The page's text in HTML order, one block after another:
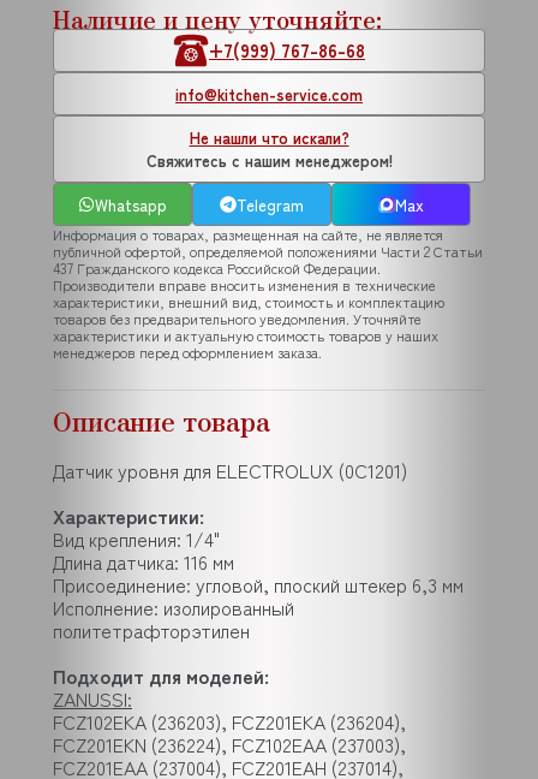
Наличие и цену уточняйте:
+7(999) 767-86-68
info@kitchen-service.com
Не нашли что искали?
Свяжитесь с нашим менеджером!
Whatsapp
Telegram Max
Информация о товарах, размещенная на сайте, не является
публичной офертой, определяемой положениями Части 2 Статьи
437 Гражданского кодекса Российской Федерации.
Производители вправе вносить изменения в технические
характеристики, внешний вид, стоимость и комплектацию
товаров без предварительного уведомления. Уточняйте
характеристики и актуальную стоимость товаров у наших
менеджеров перед оформлением заказа.
Описание товара
Датчик уровня для ELECTROLUX (0C1201)
Характеристики:
Вид крепления: 1/4"
Длина датчика: 116 мм
Присоединение: угловой, плоский штекер 6,3 мм
Исполнение: изолированный
политетрафторэтилен
Подходит для моделей:
ZANUSSI:
FCZ102EKA (236203), FCZ201EKA (236204),
FCZ201EKN (236224), FCZ102EAA (237003),
FCZ201EAA (237004), FCZ201EAH (237014),